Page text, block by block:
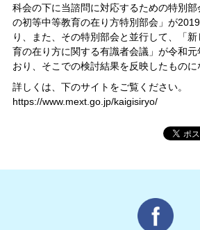
科会の下に当諮問に対応するための特別
の初等中等教育の在り方特別部会」が
り、また、その特別部会と並行して、「
育の在り方に関する有識者会議」が令和
おり、そこでの検討結果を反映したものに
詳しくは、下のサイトをご覧ください。
https://www.mext.go.jp/kaigisiryo/